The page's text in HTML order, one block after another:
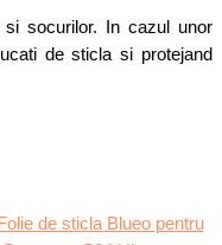
si socurilor. In cazul unor
de sticla si protejand